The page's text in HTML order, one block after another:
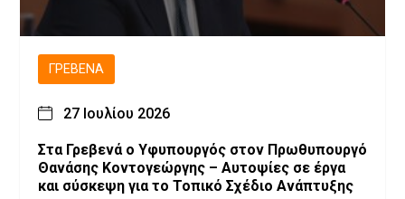
ΓΡΕΒΕΝΆ
27 Ιουλίου 2026
Στα Γρεβενά ο Υφυπουργός στον Πρωθυπουργό
Θανάσης Κοντογεώργης – Αυτοψίες σε έργα
και σύσκεψη για το Τοπικό Σχέδιο Ανάπτυξης